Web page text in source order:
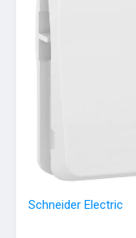
Schneider Electric